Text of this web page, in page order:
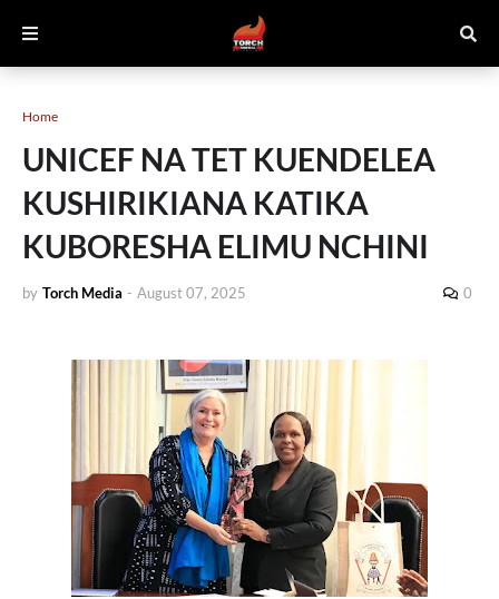
Home
UNICEF NA TET KUENDELEA
KUSHIRIKIANA KATIKA
KUBORESHA ELIMU NCHINI
by Torch Media - August 07, 2025 0